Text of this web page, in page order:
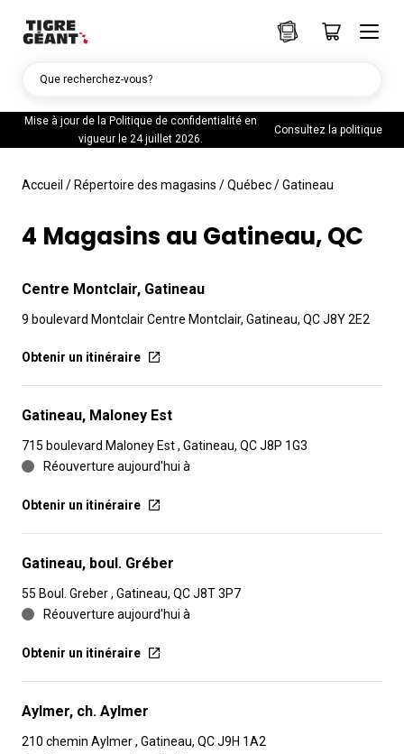
Mise à jour de la Politique de confidentialité en
vigueur le 24 juillet 2026.
Consultez la politique
Que recherchez-vous?
Accueil / Répertoire des magasins /Québec/Gatineau
4 Magasins au Gatineau, QC
Centre Montclair, Gatineau
9 boulevard Montclair Centre Montclair, Gatineau, QC J8Y 2E2
Obtenir un itinéraire
Gatineau, Maloney Est
715 boulevard Maloney Est , Gatineau, QC J8P 1G3
Réouverture aujourd'hui à
Obtenir un itinéraire
Gatineau, boul. Gréber
55 Boul. Greber , Gatineau, QC J8T 3P7
Réouverture aujourd'hui à
Obtenir un itinéraire
Aylmer, ch. Aylmer
210 chemin Aylmer , Gatineau, QC J9H 1A2